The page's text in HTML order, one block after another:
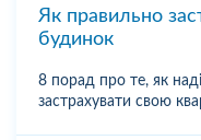
Як правильно
будинок
8 порад про те, як
застрахувати свою